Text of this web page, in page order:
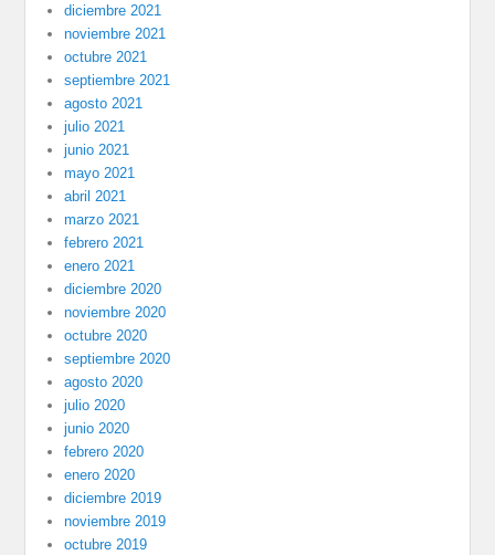
diciembre 2021
noviembre 2021
octubre 2021
septiembre 2021
agosto 2021
julio 2021
junio 2021
mayo 2021
abril 2021
marzo 2021
febrero 2021
enero 2021
diciembre 2020
noviembre 2020
octubre 2020
septiembre 2020
agosto 2020
julio 2020
junio 2020
febrero 2020
enero 2020
diciembre 2019
noviembre 2019
octubre 2019